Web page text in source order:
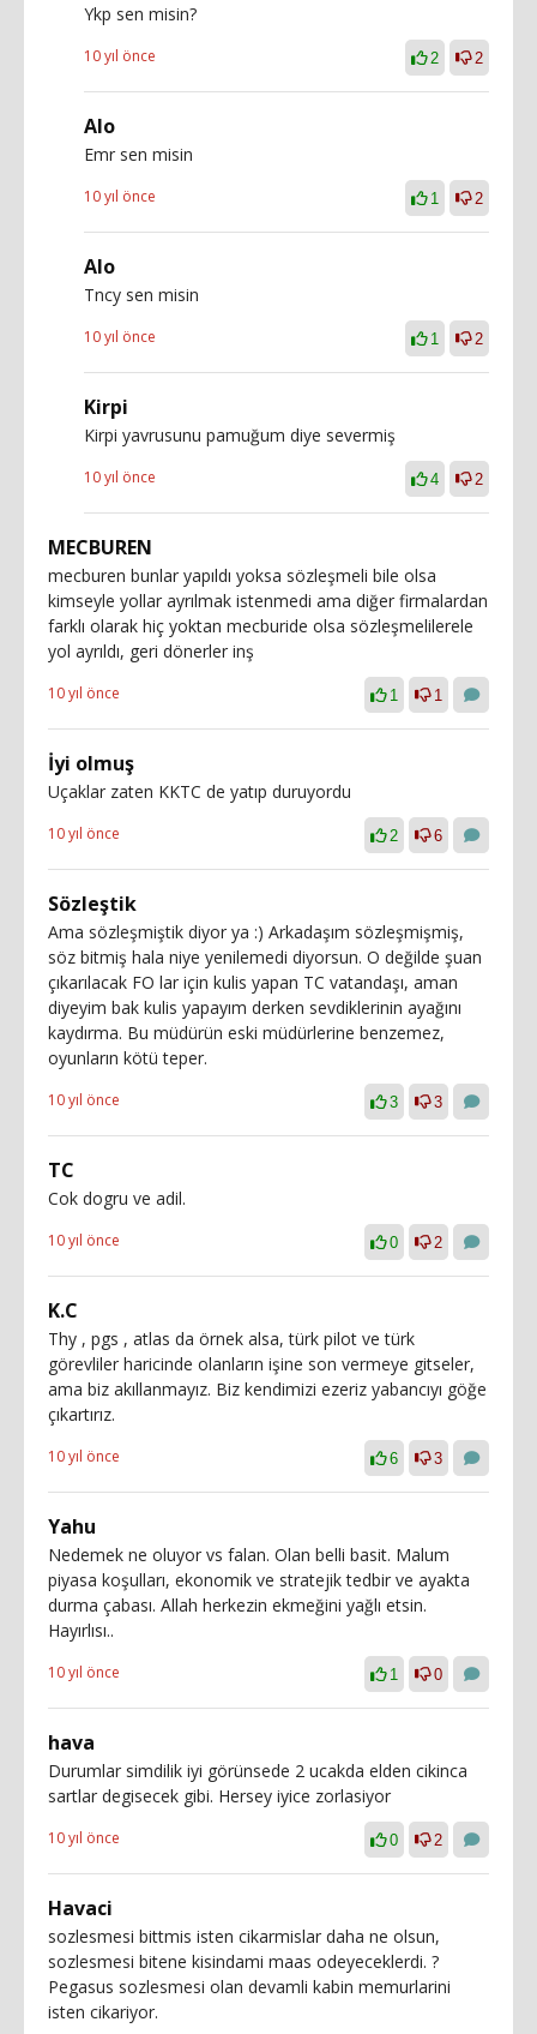
Ykp sen misin?
10 yıl önce 2 2
Alo
Emr sen misin
10 yıl önce 1 2
Alo
Tncy sen misin
10 yıl önce 1 2
Kirpi
Kirpi yavrusunu pamuğum diye severmiş
10 yıl önce 4 2
MECBUREN
mecburen bunlar yapıldı yoksa sözleşmeli bile olsa
kimseyle yollar ayrılmak istenmedi ama diğer firmalardan
farklı olarak hiç yoktan mecburide olsa sözleşmelilerele
yol ayrıldı, geri dönerler inş
10 yıl önce 1 1
İyi olmuş
Uçaklar zaten KKTC de yatıp duruyordu
10 yıl önce 2 6
Sözleştik
Ama sözleşmiştik diyor ya :) Arkadaşım sözleşmişmiş,
söz bitmiş hala niye yenilemedi diyorsun. O değilde şuan
çıkarılacak FO lar için kulis yapan TC vatandaşı, aman
diyeyim bak kulis yapayım derken sevdiklerinin ayağını
kaydırma. Bu müdürün eski müdürlerine benzemez,
oyunların kötü teper.
10 yıl önce 3 3
TC
Cok dogru ve adil.
10 yıl önce 0 2
K.C
Thy , pgs , atlas da örnek alsa, türk pilot ve türk
görevliler haricinde olanların işine son vermeye gitseler,
ama biz akıllanmayız. Biz kendimizi ezeriz yabancıyı göğe
çıkartırız.
10 yıl önce 6 3
Yahu
Nedemek ne oluyor vs falan. Olan belli basit. Malum
piyasa koşulları, ekonomik ve stratejik tedbir ve ayakta
durma çabası. Allah herkezin ekmeğini yağlı etsin.
Hayırlısı..
10 yıl önce 1 0
hava
Durumlar simdilik iyi görünsede 2 ucakda elden cikinca
sartlar degisecek gibi. Hersey iyice zorlasiyor
10 yıl önce 0 2
Havaci
sozlesmesi bittmis isten cikarmislar daha ne olsun,
sozlesmesi bitene kisindami maas odeyeceklerdi. ?
Pegasus sozlesmesi olan devamli kabin memurlarini
isten cikariyor.